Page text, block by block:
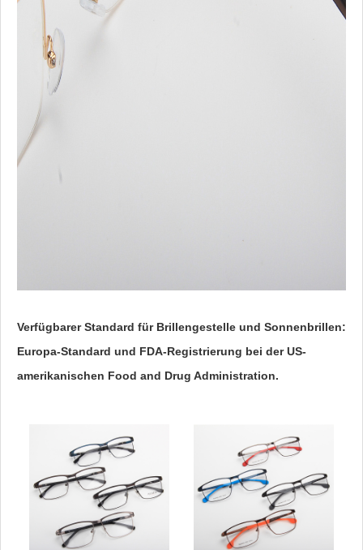
Verfügbarer Standard für Brillengestelle und Sonnenbrillen:
Europa-Standard und FDA-Registrierung bei der US-
amerikanischen Food and Drug Administration.